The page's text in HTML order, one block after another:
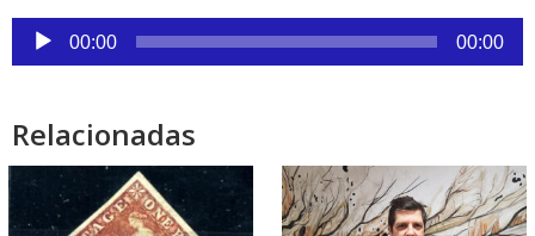
Reproductor
de
00:00 00:00
Relacionadas